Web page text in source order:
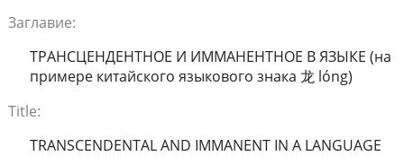
Заглавие:
ТРАНСЦЕНДЕНТНОЕ И ИММАНЕНТНОЕ В ЯЗЫКЕ (на
примере китайского языкового знака 龙 lóng)
Title:
TRANSCENDENTAL AND IMMANENT IN A LANGUAGE